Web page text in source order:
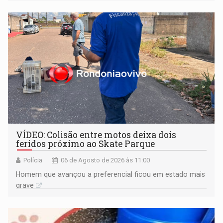
VÍDEO: Colisão entre motos deixa dois
feridos próximo ao Skate Parque
Polícia 06 de Agosto de 2026 às 11:00
Homem que avançou a preferencial ficou em estado mais
grave